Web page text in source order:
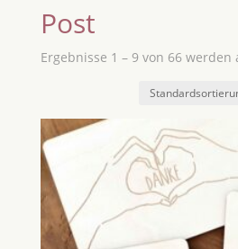
Post
Ergebnisse 1 – 9 von 66 werden